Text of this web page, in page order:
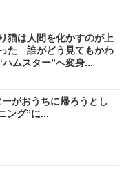
猫は人間を化かすのが上
た 誰がどう見てもかわ
ハムスター”へ変身...
がおうちに帰ろうとし
グ”に...